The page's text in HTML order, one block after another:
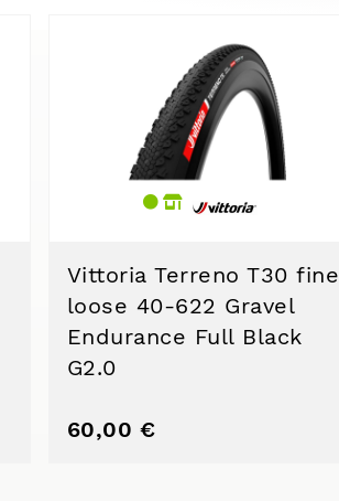
Vittoria Terreno T30 fine
loose 40-622 Gravel
Endurance Full Black
G2.0
60,00 €